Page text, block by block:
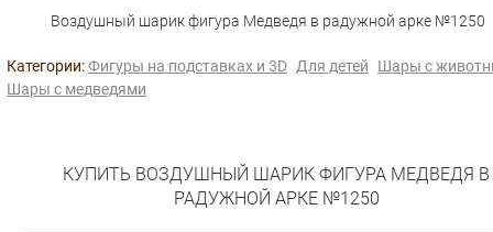
Воздушный шарик фигура Медведя в радужной арке №1250
Категории:Фигуры на подставках и 3D Для детей
Шары с
Шары с медведями
КУПИТЬ ВОЗДУШНЫЙ ШАРИК ФИГУРА МЕДВЕДЯ В
РАДУЖНОЙ АРКЕ №1250